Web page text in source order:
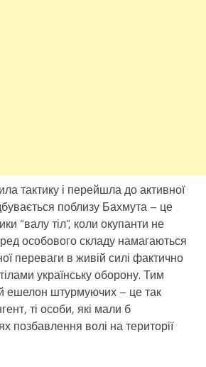
тактику і перейшла до активної
поблизу Бахмута – це
“валу тіл”, коли окупанти не
особового складу намагаються
переваги в живій силі фактично
українську оборону. Тим
ешелон штурмуючих – це так
ті особи, які мали б
позбавлення волі на території